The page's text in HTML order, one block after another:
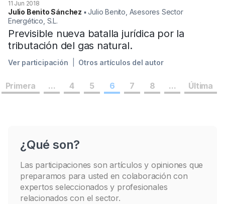
11 Jun 2018
Julio Benito Sánchez ▪︎ Julio Benito, Asesores Sector
Energético, S.L.
Previsible nueva batalla jurídica por la
tributación del gas natural.
Ver participación Otros artículos del autor
Primera ... 4 5 6 7 8 ... Última
¿Qué son?
Las participaciones son artículos y opiniones que
preparamos para usted en colaboración con
expertos seleccionados y profesionales
relacionados con el sector.